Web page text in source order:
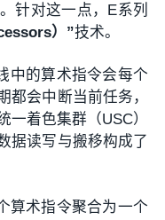
针对这一点，E系列
）”技术。
中的算术指令会每个
都会中断当前任务，
着色集群（USC）
据读写与搬移构成了
算术指令聚合为一个